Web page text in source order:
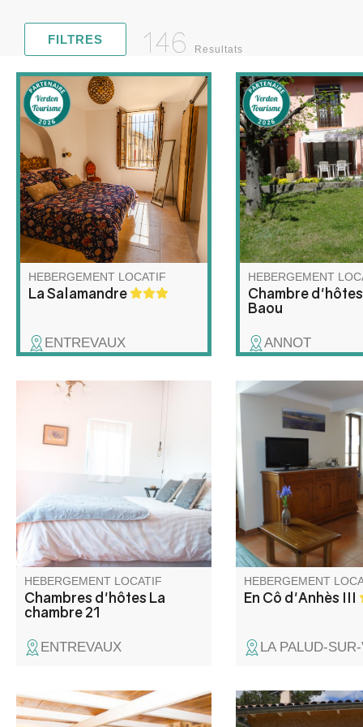
FILTRES 146 Resultats
Vivez l'Authenticité
(Accessible !) Appartement en
rez-de-chaussée rénové,
lumineux et spacieux, situé
dans une charmante maison
de village du 17e siècle.
Accessibilité pour les
personnes à mobilité réduite
et de toutes les commodités
nécessaires.
HEBERGEMENT LOCATIF
La Salamandre
ENTREVAUX
Vos hôtes vous
dans leur maison
d'un jardin arboré.
de randonnée,
orientera vers les
sentiers de la région
Julienne vous
petits déjeuners
HEBERGEMENT
Chambre
Baou
ANNOT
cœur des remparts
d'Entrevaux. Elle dispose d'une
indépendante.Située dans une
maison du 17e siècle au 3ème
étage sous les toits, la
chambre offre une vue
imprenable sur la Citadelle.
HEBERGEMENT LOCATIF
Chambres d'hôtes La
chambre 21
ENTREVAUX
Duplex dans maison
de caractère
rénovée. Vaste
2 chambres, salle
HEBERGEMENT
En Cô d'Anhès III
LA PALUD-
Dans une petite ruelle